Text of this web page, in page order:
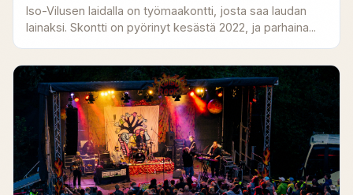
Iso-Vilusen laidalla on työmaakontti, josta saa laudan
lainaksi. Skontti on pyörinyt kesästä 2022, ja parhaina...